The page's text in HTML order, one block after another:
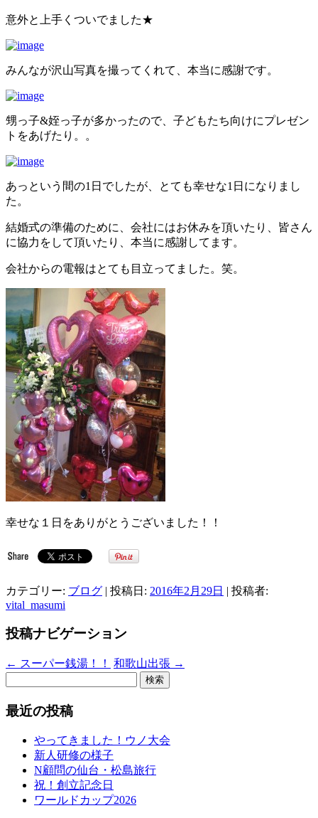
意外と上手くついでました★
みんなが沢山写真を撮ってくれて、本当に感謝です。
甥っ子&姪っ子が多かったので、子どもたち向けにプレゼン
トをあげたり。。
あっという間の1日でしたが、とても幸せな1日になりまし
た。
結婚式の準備のために、会社にはお休みを頂いたり、皆さん
に協力をして頂いたり、本当に感謝してます。
会社からの電報はとても目立ってました。笑。
幸せな１日をありがとうございました！！
カテゴリー: ブログ | 投稿日: 2016年2月29日 | 投稿者:
vital_masumi
投稿ナビゲーション
← スーパー銭湯！！ 和歌山出張 →
最近の投稿
やってきました！ウノ大会
新人研修の様子
N顧問の仙台・松島旅行
祝！創立記念日
ワールドカップ2026